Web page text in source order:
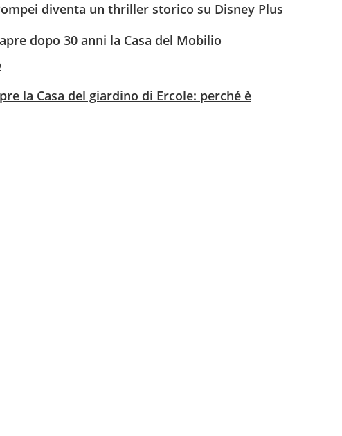
diventa un thriller storico su Disney Plus
dopo 30 anni la Casa del Mobilio
la Casa del giardino di Ercole: perché è